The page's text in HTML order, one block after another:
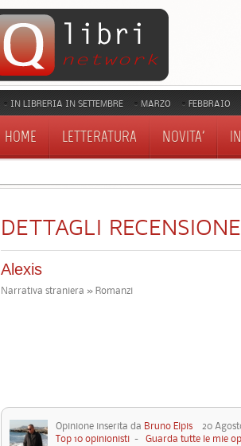
IN LIBRERIA IN SETTEMBRE MARZO FEBBRAIO
HOME LETTERATURA NOVITA'
DETTAGLI RECENSIONE
Alexis
Narrativa straniera » Romanzi
Opinione inserita da Bruno Elpis 20
Top 10 opinionisti - Guarda tutte le mie